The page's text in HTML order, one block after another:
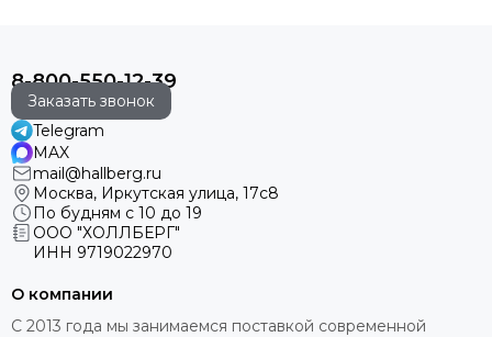
8-800-550-12-39
Заказать звонок
Telegram
MAX
mail@hallberg.ru
Москва, Иркутская улица, 17с8
По будням с 10 до 19
ООО "ХОЛЛБЕРГ"
ИНН 9719022970
О компании
С 2013 года мы занимаемся поставкой современной